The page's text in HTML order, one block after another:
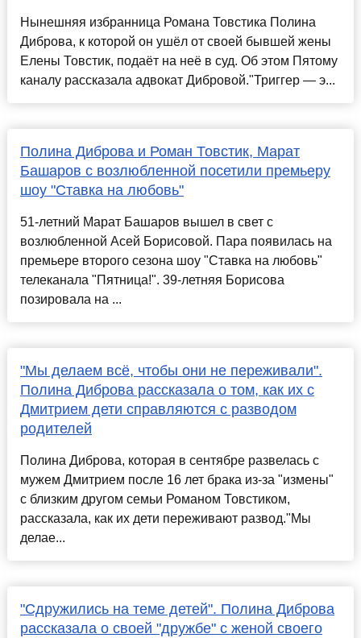
Нынешняя избранница Романа Товстика Полина
Диброва, к которой он ушёл от своей бывшей жены
Елены Товстик, подаёт на неё в суд. Об этом Пятому
каналу рассказала адвокат Дибровой."Триггер — э...
Полина Диброва и Роман Товстик, Марат
Башаров с возлюбленной посетили премьеру
шоу "Ставка на любовь"
51-летний Марат Башаров вышел в свет с
возлюбленной Асей Борисовой. Пара появилась на
премьере второго сезона шоу "Ставка на любовь"
телеканала "Пятница!". 39-летняя Борисова
позировала на ...
"Мы делаем всё, чтобы они не переживали".
Полина Диброва рассказала о том, как их с
Дмитрием дети справляются с разводом
родителей
Полина Диброва, которая в сентябре развелась с
мужем Дмитрием после 16 лет брака из-за "измены"
с близким другом семьи Романом Товстиком,
рассказала, как их дети переживают развод."Мы
делае...
"Сдружились на теме детей". Полина Диброва
рассказала о своей "дружбе" с женой своего